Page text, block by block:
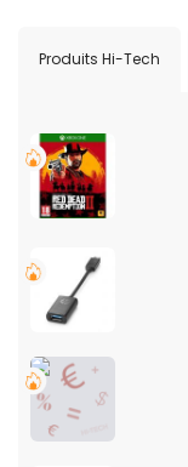
Produits Hi-Tech